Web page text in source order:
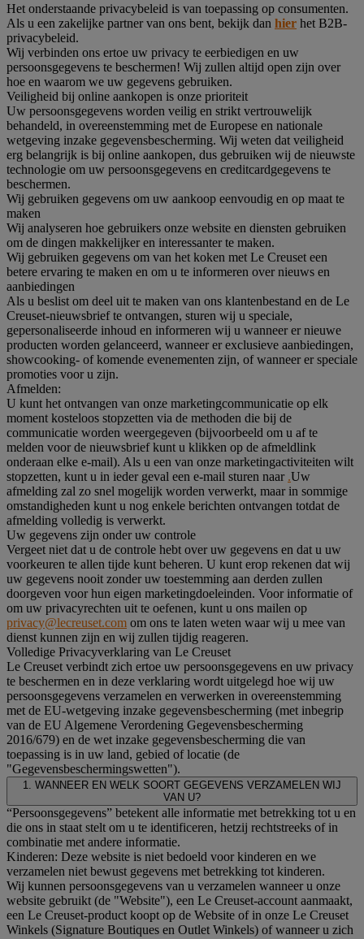
Het onderstaande privacybeleid is van toepassing op consumenten.
Als u een zakelijke partner van ons bent, bekijk dan hier het B2B-
privacybeleid.
Wij verbinden ons ertoe uw privacy te eerbiedigen en uw
persoonsgegevens te beschermen! Wij zullen altijd open zijn over
hoe en waarom we uw gegevens gebruiken.
Veiligheid bij online aankopen is onze prioriteit
Uw persoonsgegevens worden veilig en strikt vertrouwelijk
behandeld, in overeenstemming met de Europese en nationale
wetgeving inzake gegevensbescherming. Wij weten dat veiligheid
erg belangrijk is bij online aankopen, dus gebruiken wij de nieuwste
technologie om uw persoonsgegevens en creditcardgegevens te
beschermen.
Wij gebruiken gegevens om uw aankoop eenvoudig en op maat te
maken
Wij analyseren hoe gebruikers onze website en diensten gebruiken
om de dingen makkelijker en interessanter te maken.
Wij gebruiken gegevens om van het koken met Le Creuset een
betere ervaring te maken en om u te informeren over nieuws en
aanbiedingen
Als u beslist om deel uit te maken van ons klantenbestand en de Le
Creuset-nieuwsbrief te ontvangen, sturen wij u speciale,
gepersonaliseerde inhoud en informeren wij u wanneer er nieuwe
producten worden gelanceerd, wanneer er exclusieve aanbiedingen,
showcooking- of komende evenementen zijn, of wanneer er speciale
promoties voor u zijn.
Afmelden:
U kunt het ontvangen van onze marketingcommunicatie op elk
moment kosteloos stopzetten via de methoden die bij de
communicatie worden weergegeven (bijvoorbeeld om u af te
melden voor de nieuwsbrief kunt u klikken op de afmeldlink
onderaan elke e-mail). Als u een van onze marketingactiviteiten wilt
stopzetten, kunt u in ieder geval een e-mail sturen naar .Uw
afmelding zal zo snel mogelijk worden verwerkt, maar in sommige
omstandigheden kunt u nog enkele berichten ontvangen totdat de
afmelding volledig is verwerkt.
Uw gegevens zijn onder uw controle
Vergeet niet dat u de controle hebt over uw gegevens en dat u uw
voorkeuren te allen tijde kunt beheren. U kunt erop rekenen dat wij
uw gegevens nooit zonder uw toestemming aan derden zullen
doorgeven voor hun eigen marketingdoeleinden. Voor informatie of
om uw privacyrechten uit te oefenen, kunt u ons mailen op
privacy@lecreuset.com om ons te laten weten waar wij u mee van
dienst kunnen zijn en wij zullen tijdig reageren.
Volledige Privacyverklaring van Le Creuset
Le Creuset verbindt zich ertoe uw persoonsgegevens en uw privacy
te beschermen en in deze verklaring wordt uitgelegd hoe wij uw
persoonsgegevens verzamelen en verwerken in overeenstemming
met de EU-wetgeving inzake gegevensbescherming (met inbegrip
van de EU Algemene Verordening Gegevensbescherming
2016/679) en de wet inzake gegevensbescherming die van
toepassing is in uw land, gebied of locatie (de
"Gegevensbeschermingswetten").
1. WANNEER EN WELK SOORT GEGEVENS VERZAMELEN WIJ
VAN U?
“Persoonsgegevens” betekent alle informatie met betrekking tot u en
die ons in staat stelt om u te identificeren, hetzij rechtstreeks of in
combinatie met andere informatie.
Kinderen: Deze website is niet bedoeld voor kinderen en we
verzamelen niet bewust gegevens met betrekking tot kinderen.
Wij kunnen persoonsgegevens van u verzamelen wanneer u onze
website gebruikt (de "Website"), een Le Creuset-account aanmaakt,
een Le Creuset-product koopt op de Website of in onze Le Creuset
Winkels (Signature Boutiques en Outlet Winkels) of wanneer u zich